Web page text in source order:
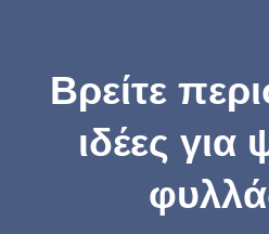
Βρείτε
ιδέες για